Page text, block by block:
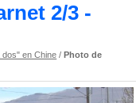
2/3 -
en Chine /Photo de